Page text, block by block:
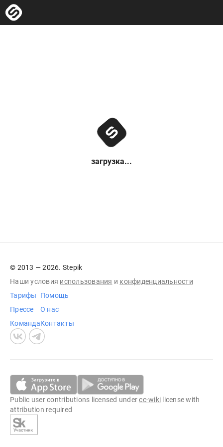
загрузка...
© 2013 — 2026. Stepik
Наши условия использования и конфиденциальности
Тарифы
Прессе
Команда
Помощь
О нас
Контакты
Public user contributions licensed undercc-wiki license with
attribution required